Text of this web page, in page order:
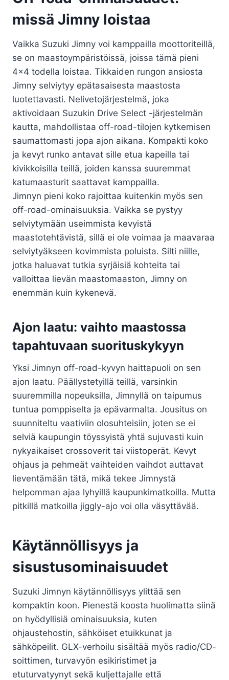
missä Jimny loistaa
Vaikka Suzuki Jimny voi kamppailla moottoriteillä,
se on maastoympäristöissä, joissa tämä pieni
4×4 todella loistaa. Tikkaiden rungon ansiosta
Jimny selviytyy epätasaisesta maastosta
luotettavasti. Nelivetojärjestelmä, joka
aktivoidaan Suzukin Drive Select -järjestelmän
kautta, mahdollistaa off-road-tilojen kytkemisen
saumattomasti jopa ajon aikana. Kompakti koko
ja kevyt runko antavat sille etua kapeilla tai
kivikkoisilla teillä, joiden kanssa suuremmat
katumaasturit saattavat kamppailla.
Jimnyn pieni koko rajoittaa kuitenkin myös sen
off-road-ominaisuuksia. Vaikka se pystyy
selviytymään useimmista kevyistä
maastotehtävistä, sillä ei ole voimaa ja maavaraa
selviytyäkseen kovimmista poluista. Silti niille,
jotka haluavat tutkia syrjäisiä kohteita tai
valloittaa lievän maastomaaston, Jimny on
enemmän kuin kykenevä.
Ajon laatu: vaihto maastossa
tapahtuvaan suorituskykyyn
Yksi Jimnyn off-road-kyvyn haittapuoli on sen
ajon laatu. Päällystetyillä teillä, varsinkin
suuremmilla nopeuksilla, Jimnyllä on taipumus
tuntua pomppiselta ja epävarmalta. Jousitus on
suunniteltu vaativiin olosuhteisiin, joten se ei
selviä kaupungin töyssyistä yhtä sujuvasti kuin
nykyaikaiset crossoverit tai viistoperät. Kevyt
ohjaus ja pehmeät vaihteiden vaihdot auttavat
lieventämään tätä, mikä tekee Jimnystä
helpomman ajaa lyhyillä kaupunkimatkoilla. Mutta
pitkillä matkoilla jiggly-ajo voi olla väsyttävää.
Käytännöllisyys ja
sisustusominaisuudet
Suzuki Jimnyn käytännöllisyys ylittää sen
kompaktin koon. Pienestä koosta huolimatta siinä
on hyödyllisiä ominaisuuksia, kuten
ohjaustehostin, sähköiset etuikkunat ja
sähköpeilit. GLX-verhoilu sisältää myös radio/CD-
soittimen, turvavyön esikiristimet ja
etuturvatyynyt sekä kuljettajalle että